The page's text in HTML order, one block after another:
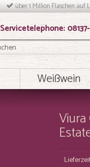
über 1 Million Flaschen auf
Servicetelephone:
Weißwein
Viura